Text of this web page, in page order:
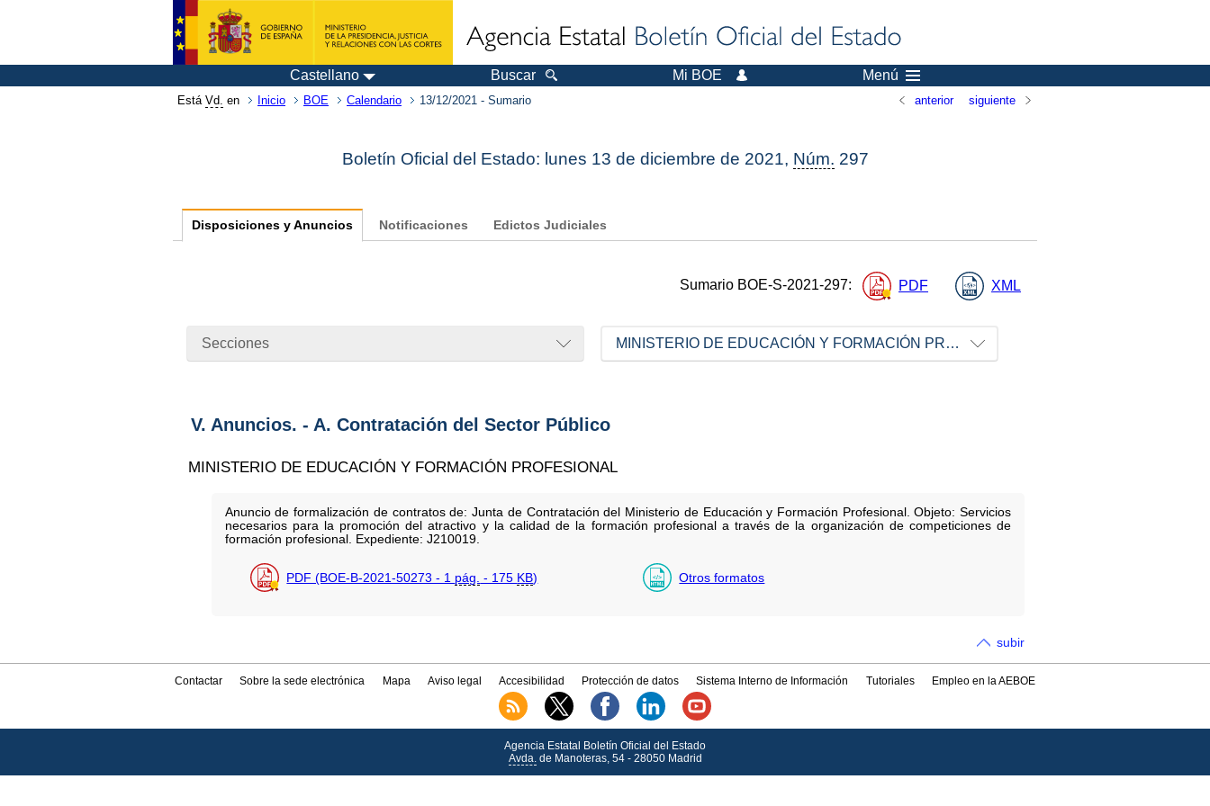
Castellano Buscar Mi BOE Menú
Está Vd. en Inicio BOE Calendario 13/12/2021 - Sumario anterior siguiente
Boletín Oficial del Estado: lunes 13 de diciembre de 2021, Núm. 297
Disposiciones y Anuncios Notificaciones Edictos Judiciales
Sumario BOE-S-2021-297: PDF XML
Secciones MINISTERIO DE EDUCACIÓN Y FORMACIÓN PROFESIONAL
V. Anuncios. - A. Contratación del Sector Público
MINISTERIO DE EDUCACIÓN Y FORMACIÓN PROFESIONAL
Anuncio de formalización de contratos de: Junta de Contratación del Ministerio de Educación y Formación Profesional. Objeto: Servicios
necesarios para la promoción del atractivo y la calidad de la formación profesional a través de la organización de competiciones de
formación profesional. Expediente: J210019.
PDF (BOE-B-2021-50273 - 1 pág. - 175 KB) Otros formatos
subir
Contactar Sobre la sede electrónica Mapa Aviso legal Accesibilidad Protección de datos Sistema Interno de Información Tutoriales Empleo en la AEBOE
Agencia Estatal Boletín Oficial del Estado
Avda. de Manoteras, 54 - 28050 Madrid